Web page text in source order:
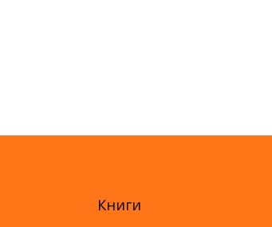
Книги